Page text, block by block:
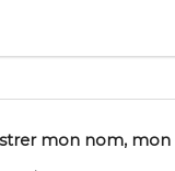
mon nom,